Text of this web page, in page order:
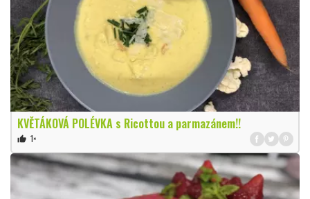
KVĚTÁKOVÁ POLÉVKA s Ricottou a parmazánem!!
thumb_up 1×